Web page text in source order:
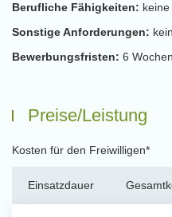
Berufliche Fähigkeiten: keine
Sonstige Anforderungen:
Bewerbungsfristen: 6
Preise/Leistung
Kosten für den Freiwilligen*
Einsatzdauer